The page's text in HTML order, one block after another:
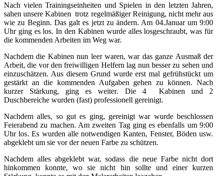
Nach vielen Trainingseinheiten und Spielen in den letzten Jahren,
sahen unsere Kabinen trotz regelmäßiger Reinigung, nicht mehr aus
wie zu Beginn. Das galt es jetzt zu ändern. Am 04.Januar um 9:00
Uhr ging es los. In den Kabinen wurde alles losgeschraubt, was für
die kommenden Arbeiten im Weg war.
Nachdem die Kabinen nun leer waren, war das ganze Ausmaß der
Arbeit, die vor den freiwilligen Helfern lag nun besser zu sehen und
einzuschätzen. Aus diesem Grund wurde erst mal gefrühstückt um
gestärkt an die kommenden Aufgaben gehen zu können. Nach
kurzer Stärkung, ging es weiter. Die 4 Kabinen und 2
Duschbereiche wurden (fast) professionell gereinigt.
Nachdem alles, so gut es ging, gereinigt war wurde beschlossen
Feierabend zu machen. Am zweiten Tag ging es ebenfalls um 9:00
Uhr los. Es wurden alle notwendigen Kanten, Fenster, Böden usw.
abgeklebt um sie vor der neuen Farbe zu schützen.
Nachdem alles abgeklebt war, sodass die neue Farbe nicht dort
hinkommen konnte, wo sie nicht hin sollte und einer kurzen